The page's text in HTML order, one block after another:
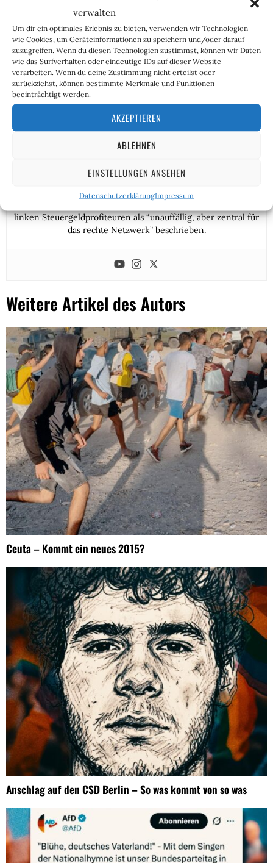
verwalten
Um dir ein optimales Erlebnis zu bieten, verwenden wir Technologien
wie Cookies, um Geräteinformationen zu speichern und/oder darauf
zuzugreifen. Wenn du diesen Technologien zustimmst, können wir Daten
wie das Surfverhalten oder eindeutige IDs auf dieser Website
verarbeiten. Wenn du deine Zustimmung nicht erteilst oder
zurückziehst, können bestimmte Merkmale und Funktionen
beeinträchtigt werden.
AKZEPTIEREN
ABLEHNEN
EINSTELLUNGEN ANSEHEN
DatenschutzerklärungImpressum
Reinhild Boßdorf
Reinhild ist bei der Fraueninitiative „Lukreta“ aktiv und
moderner Feminismus, importierte sexuelle Gewalt und
Weiblichkeit. Sie bewegt sich meist in heteronormativ-
sexistischen Kreisen, backt gerne Kuchen und wird von
linken Steuergeldprofiteuren als “unauffällig, aber zentral für
das rechte Netzwerk” beschrieben.
Weitere Artikel des Autors
Ceuta – Kommt ein neues 2015?
Anschlag auf den CSD Berlin – So was kommt von so was